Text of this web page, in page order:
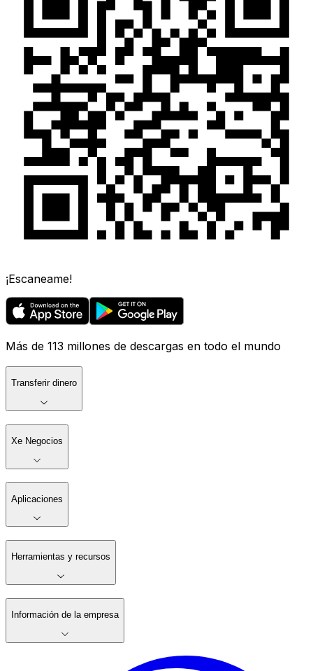
¡Escaneame!
Más de 113 millones de descargas en todo el mundo
Transferir dinero
Xe Negocios
Aplicaciones
Herramientas y recursos
Información de la empresa